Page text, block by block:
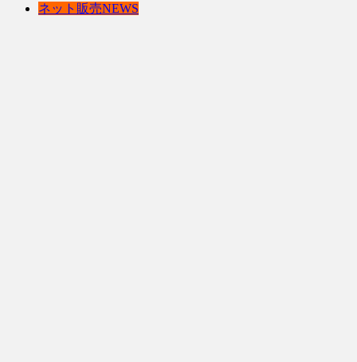
ネット販売NEWS